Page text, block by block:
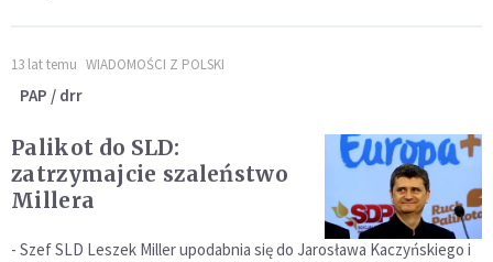
13 lat temu WIADOMOŚCI Z POLSKI
PAP / drr
Palikot do SLD:
zatrzymajcie szaleństwo
Millera
- Szef SLD Leszek Miller upodabnia się do Jarosława Kaczyńskiego i